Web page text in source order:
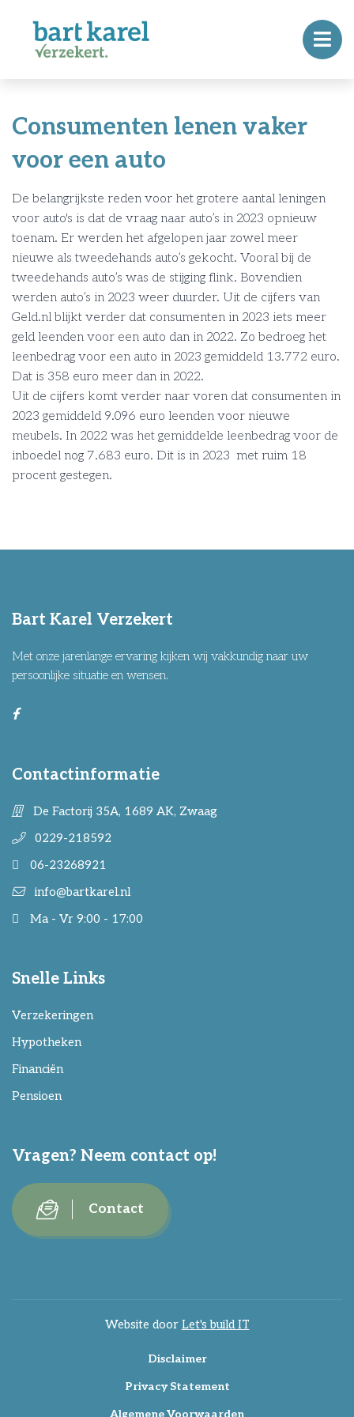
Consumenten lenen vaker
voor een auto
De belangrijkste reden voor het grotere aantal leningen
voor auto's is dat de vraag naar auto’s in 2023 opnieuw
toenam. Er werden het afgelopen jaar zowel meer
nieuwe als tweedehands auto’s gekocht. Vooral bij de
tweedehands auto’s was de stijging flink. Bovendien
werden auto’s in 2023 weer duurder. Uit de cijfers van
Geld.nl blijkt verder dat consumenten in 2023 iets meer
geld leenden voor een auto dan in 2022. Zo bedroeg het
leenbedrag voor een auto in 2023 gemiddeld 13.772 euro.
Dat is 358 euro meer dan in 2022.
Uit de cijfers komt verder naar voren dat consumenten in
2023 gemiddeld 9.096 euro leenden voor nieuwe
meubels. In 2022 was het gemiddelde leenbedrag voor de
inboedel nog 7.683 euro. Dit is in 2023 met ruim 18
procent gestegen.
Bart Karel Verzekert
Met onze jarenlange ervaring kijken wij vakkundig naar uw
persoonlijke situatie en wensen.
Contactinformatie
De Factorij 35A, 1689 AK, Zwaag
0229-218592
06-23268921
info@bartkarel.nl
Ma - Vr 9:00 - 17:00
Snelle Links
Verzekeringen
Hypotheken
Financiën
Pensioen
Vragen? Neem contact op!
Contact
Website door Let's build IT
Disclaimer
Privacy Statement
Algemene Voorwaarden